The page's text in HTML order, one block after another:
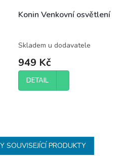
Konin Venkovní osvětlení
Skladem u dodavatele
949 Kč
DETAIL
SOUVISEJÍCÍ PRODUKTY